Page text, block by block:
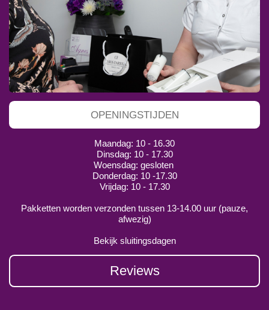
OPENINGSTIJDEN
Maandag: 10 - 16.30
Dinsdag: 10 - 17.30
Woensdag: gesloten
Donderdag: 10 -17.30
Vrijdag: 10 - 17.30
Pakketten worden verzonden tussen 13-14.00 uur (pauze,
afwezig)
Bekijk sluitingsdagen
Reviews